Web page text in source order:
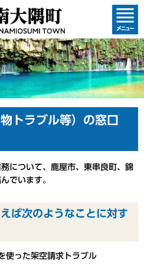
コンテ
ンツメ
ニュー
トラブル等）の窓口
について、鹿屋市、東串良町、錦
でいます。
ば次のようなことに対す
使った架空請求トラブル